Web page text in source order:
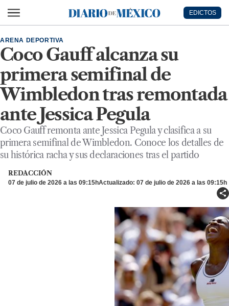
Diario de México
EDICTOS
Coco Gauff alcanza su
primera semifinal de
Wimbledon tras remontada
ante Jessica Pegula
ARENA DEPORTIVA
Coco Gauff remonta ante Jessica Pegula y clasifica a su
primera semifinal de Wimbledon. Conoce los detalles de
su histórica racha y sus declaraciones tras el partido
REDACCIÓN
07 de julio de 2026 a las 09:15hActualizado: 07 de julio de 2026 a las 09:15h